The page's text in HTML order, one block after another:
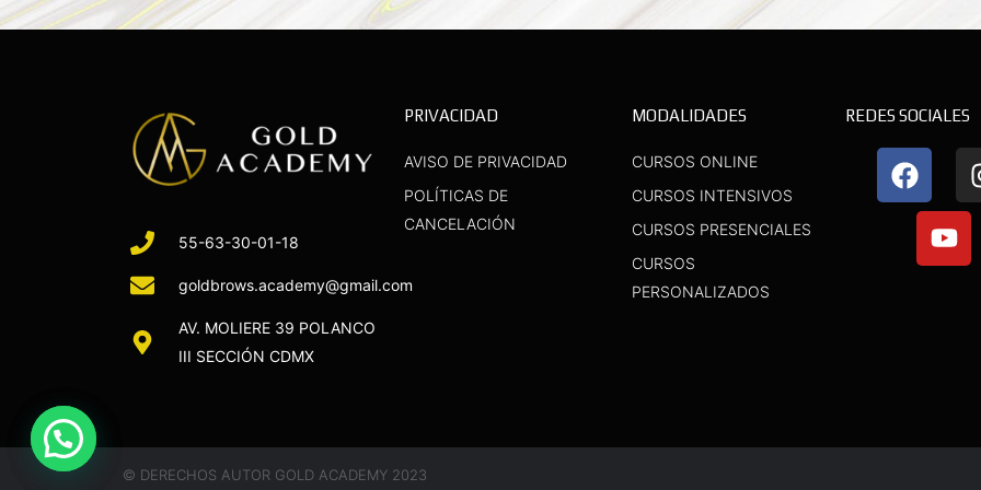
55-63-30-01-18
goldbrows.academy@gmail.com
AV. MOLIERE 39 POLANCO
III SECCIÓN CDMX
PRIVACIDAD
AVISO DE PRIVACIDAD
POLÍTICAS DE
CANCELACIÓN
MODALIDADES
CURSOS ONLINE
CURSOS INTENSIVOS
CURSOS PRESENCIALES
CURSOS
PERSONALIZADOS
REDES SOCIALES
F
a
c
b
Y
u
t
u
© DERECHOS AUTOR GOLD ACADEMY 2023